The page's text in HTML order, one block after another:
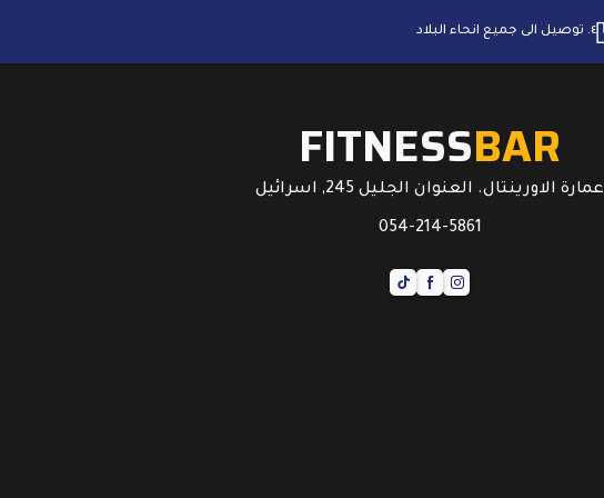
٤. ⁠توصيل الى جميع انحاء البلاد
FITNESSBAR
عمارة الاورينتال. العنوان الجليل 245, اسرائيل
054-214-5861